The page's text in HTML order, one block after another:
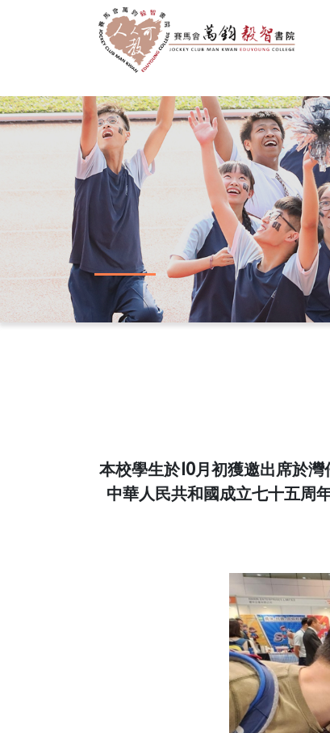
本校學生於10月初獲邀出席於
中華人民共和國成立七十五周